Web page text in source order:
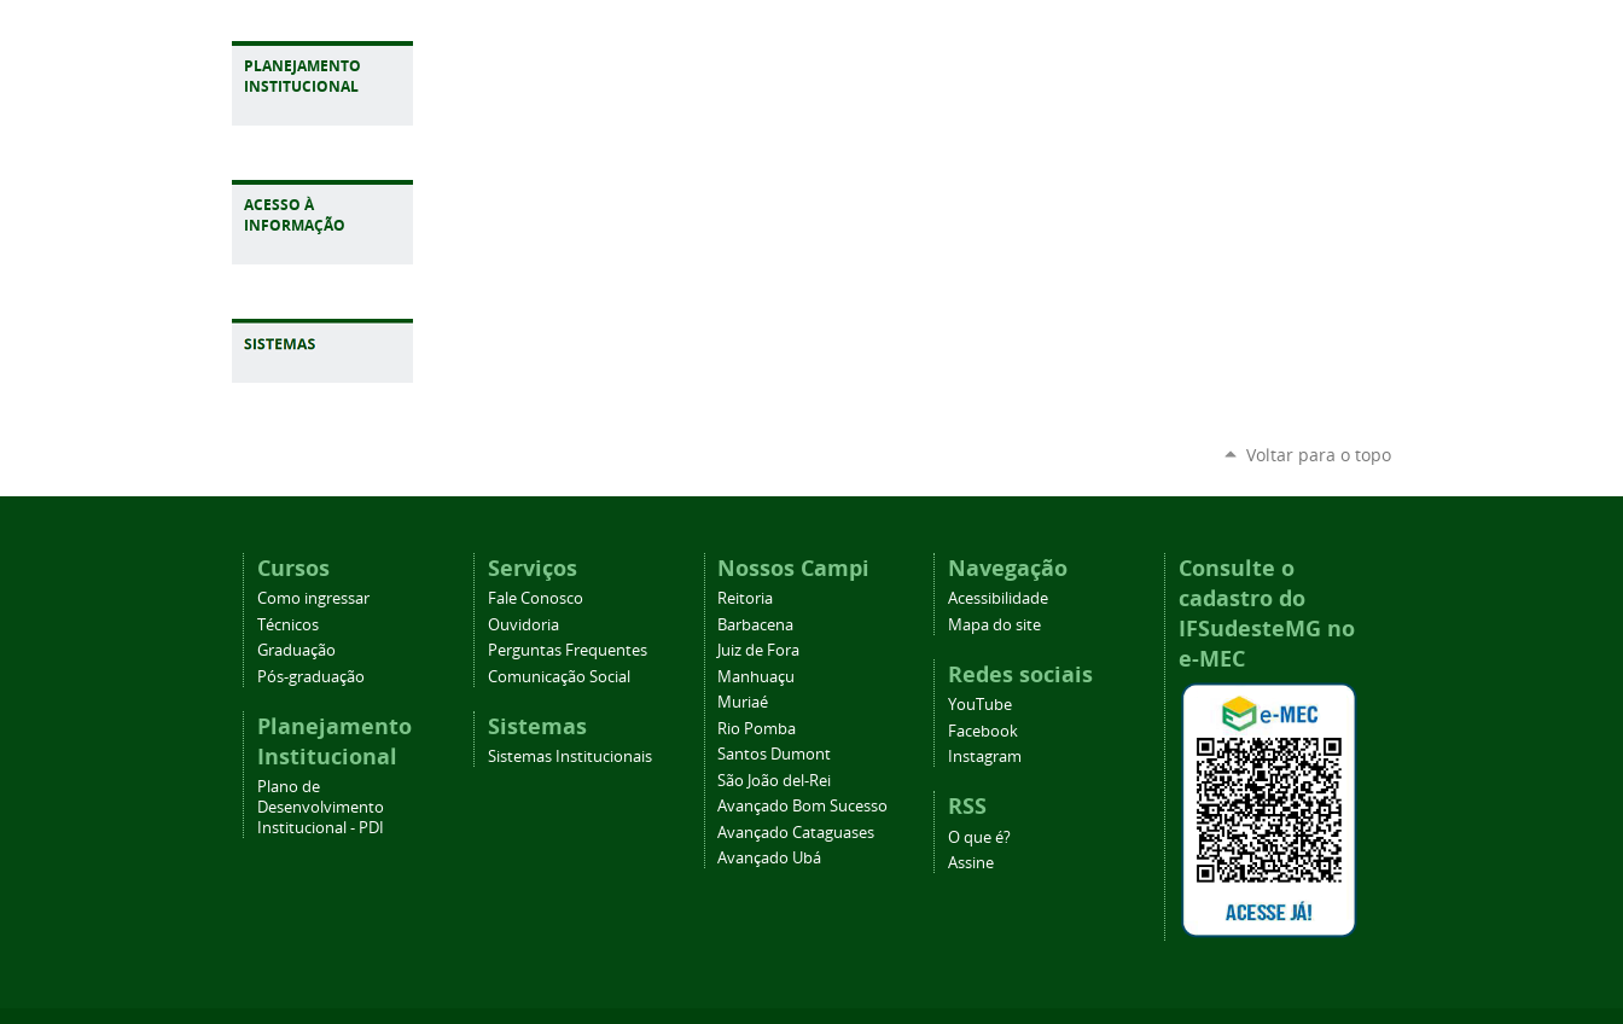
PLANEJAMENTO
INSTITUCIONAL
ACESSO À
INFORMAÇÃO
Voltar para o topo
Cursos
Como ingressar
Técnicos
Graduação
Pós-graduação
Planejamento
Institucional
Plano de
Desenvolvimento
Institucional - PDI
Serviços
Fale Conosco
Ouvidoria
Perguntas Frequentes
Comunicação Social
Sistemas
Sistemas Institucionais
Nossos Campi
Reitoria
Barbacena
Juiz de Fora
Manhuaçu
Muriaé
Rio Pomba
Santos Dumont
São João del-Rei
Avançado Bom Sucesso
Avançado Cataguases
Avançado Ubá
Navegação
Acessibilidade
Mapa do site
Redes sociais
YouTube
Facebook
Instagram
RSS
O que é?
Assine
Consulte o
cadastro do
IFSudesteMG no
e-MEC